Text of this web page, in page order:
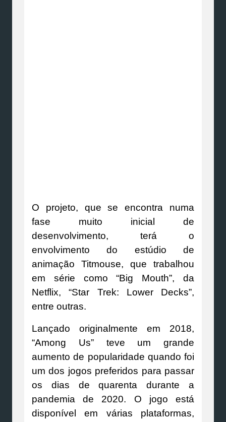
O projeto, que se encontra numa
fase muito inicial de
desenvolvimento, terá o
envolvimento do estúdio de
animação Titmouse, que trabalhou
em série como “Big Mouth”, da
Netflix, “Star Trek: Lower Decks”,
entre outras.
Lançado originalmente em 2018,
“Among Us” teve um grande
aumento de popularidade quando foi
um dos jogos preferidos para passar
os dias de quarenta durante a
pandemia de 2020. O jogo está
disponível em várias plataformas,